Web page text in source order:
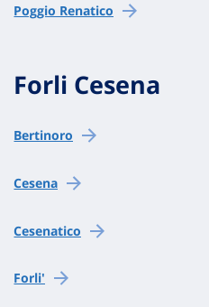
Poggio Renatico
Forli Cesena
Bertinoro
Cesena
Cesenatico
Forli'